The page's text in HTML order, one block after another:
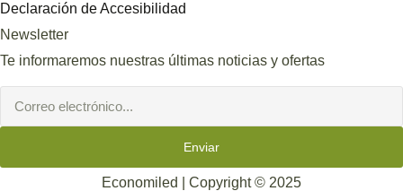
Declaración de Accesibilidad
Newsletter
Te informaremos nuestras últimas noticias y ofertas
Enviar
Economiled | Copyright © 2025